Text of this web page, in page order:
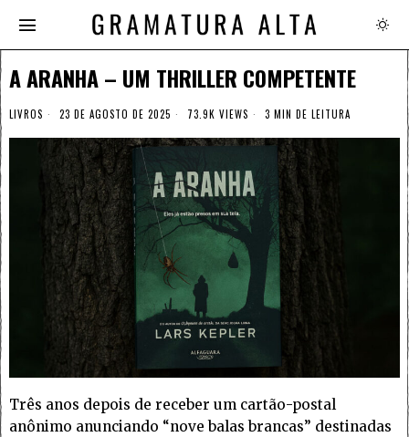
A ARANHA – UM THRILLER COMPETENTE
LIVROS 23 DE AGOSTO DE 2025 73.9K VIEWS 3 MIN DE LEITURA
Três anos depois de receber um cartão-postal
anônimo anunciando “nove balas brancas” destinadas